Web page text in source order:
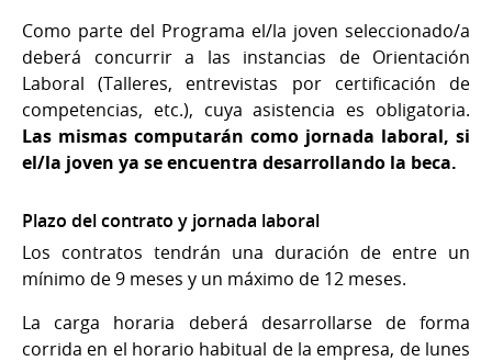
Como parte del Programa el/la joven seleccionado/a
deberá concurrir a las instancias de Orientación
Laboral (Talleres, entrevistas por certificación de
competencias, etc.), cuya asistencia es obligatoria.
Las mismas computarán como jornada laboral, si
el/la joven ya se encuentra desarrollando la beca.
Plazo del contrato y jornada laboral
Los contratos tendrán una duración de entre un
mínimo de 9 meses y un máximo de 12 meses.
La carga horaria deberá desarrollarse de forma
corrida en el horario habitual de la empresa, de lunes